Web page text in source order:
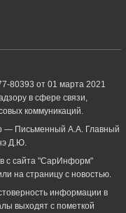
80393 от 01 марта 2021
в сфере связи,
коммуникаций.
Письменный А.А. Главный
Д.Ю.
с сайта "СарИнформ"
на страницу с новостью.
информации в
выходят с пометкой